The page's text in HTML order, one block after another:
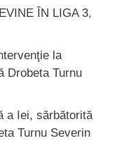
ÎN LIGA 3,
la
Drobeta Turnu
a Iei, sărbătorită
Turnu Severin